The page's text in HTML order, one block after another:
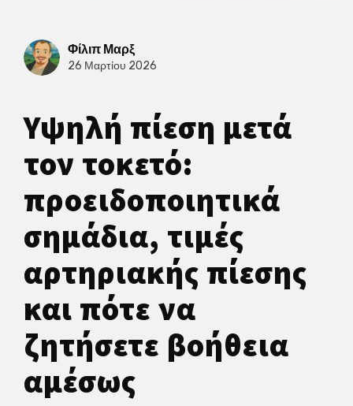
Φίλιπ Μαρξ
26 Μαρτίου 2026
Υψηλή πίεση μετά
τον τοκετό:
προειδοποιητικά
σημάδια, τιμές
αρτηριακής πίεσης
και πότε να
ζητήσετε βοήθεια
αμέσως